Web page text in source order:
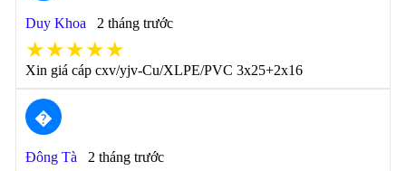
Duy Khoa 2 tháng trước
★★★★★
Xin giá cáp cxv/yjv-Cu/XLPE/PVC 3x25+2x16
�
Đông Tà 2 tháng trước